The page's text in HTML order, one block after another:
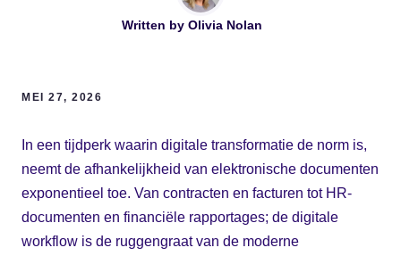
Written by Olivia Nolan
MEI 27, 2026
In een tijdperk waarin digitale transformatie de norm is,
neemt de afhankelijkheid van elektronische documenten
exponentieel toe. Van contracten en facturen tot HR-
documenten en financiële rapportages; de digitale
workflow is de ruggengraat van de moderne